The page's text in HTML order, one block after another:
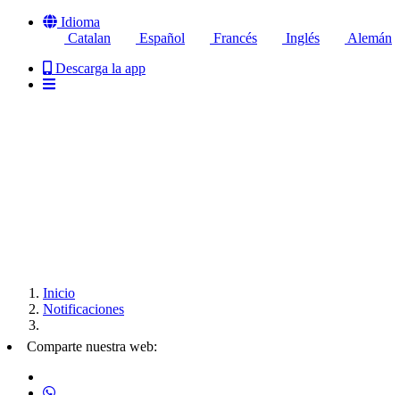
Idioma
Catalan
Español Francés Inglés
Alemán
Descarga la app
Inicio
Notificaciones
Comparte nuestra web: